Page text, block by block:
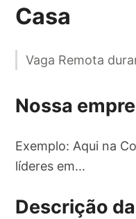
Casa
Vaga Remota
Nossa
Exemplo: Aqui na
líderes em...
Descrição